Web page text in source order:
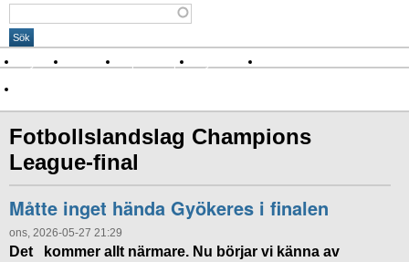
Nyheter Krönikor Sport & spel Nyhetsbrev
Fotbollslandslag Champions
League-final
Måtte inget hända Gyökeres i finalen
ons, 2026-05-27 21:29
Det kommer allt närmare. Nu börjar vi känna av